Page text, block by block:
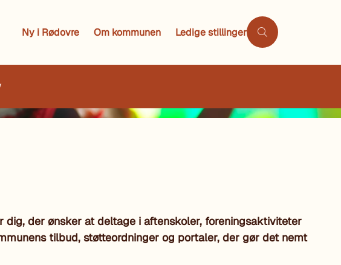
Ny i Rødovre Om kommunen Ledige stillinger
der ønsker at deltage i aftenskoler, foreningsaktiviteter
tilbud, støtteordninger og portaler, der gør det nemt